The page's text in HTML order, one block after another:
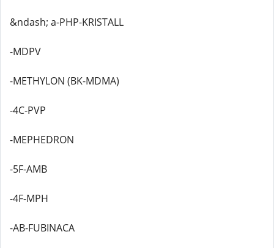
&ndash; a-PHP-KRISTALL
-MDPV
-METHYLON (BK-MDMA)
-4C-PVP
-MEPHEDRON
-5F-AMB
-4F-MPH
-AB-FUBINACA